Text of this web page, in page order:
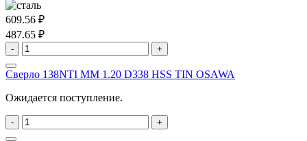
609.56 ₽
487.65 ₽
- +
Сверло 138NTI MM 1.20 D338 HSS TIN OSAWA
Ожидается поступление.
- +